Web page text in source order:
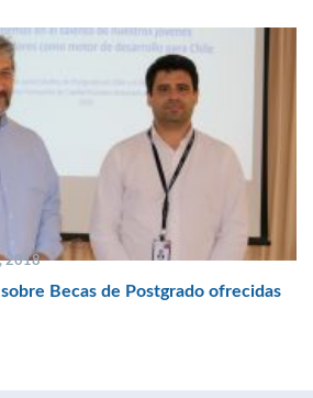
2018
Becas de Postgrado ofrecidas